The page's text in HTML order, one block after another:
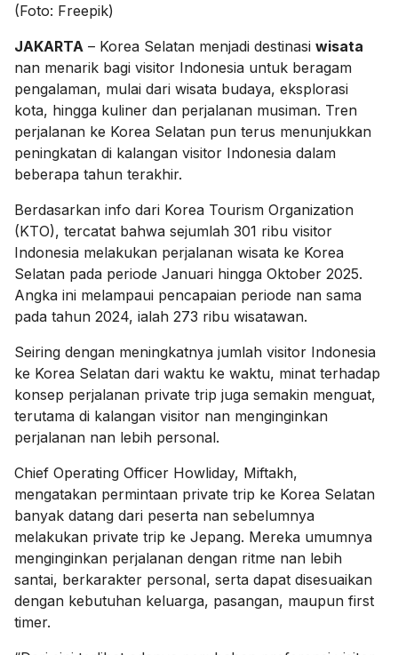
(Foto: Freepik)
JAKARTA – Korea Selatan menjadi destinasi wisata
nan menarik bagi visitor Indonesia untuk beragam
pengalaman, mulai dari wisata budaya, eksplorasi
kota, hingga kuliner dan perjalanan musiman. Tren
perjalanan ke Korea Selatan pun terus menunjukkan
peningkatan di kalangan visitor Indonesia dalam
beberapa tahun terakhir.
Berdasarkan info dari Korea Tourism Organization
(KTO), tercatat bahwa sejumlah 301 ribu visitor
Indonesia melakukan perjalanan wisata ke Korea
Selatan pada periode Januari hingga Oktober 2025.
Angka ini melampaui pencapaian periode nan sama
pada tahun 2024, ialah 273 ribu wisatawan.
Seiring dengan meningkatnya jumlah visitor Indonesia
ke Korea Selatan dari waktu ke waktu, minat terhadap
konsep perjalanan private trip juga semakin menguat,
terutama di kalangan visitor nan menginginkan
perjalanan nan lebih personal.
Chief Operating Officer Howliday, Miftakh,
mengatakan permintaan private trip ke Korea Selatan
banyak datang dari peserta nan sebelumnya
melakukan private trip ke Jepang. Mereka umumnya
menginginkan perjalanan dengan ritme nan lebih
santai, berkarakter personal, serta dapat disesuaikan
dengan kebutuhan keluarga, pasangan, maupun first
timer.